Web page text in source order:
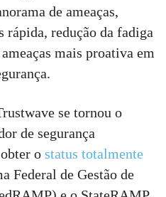
de ameaças,
redução da fadiga
mais proativa em
se tornou o
de segurança
o status totalmente
Federal de Gestão de